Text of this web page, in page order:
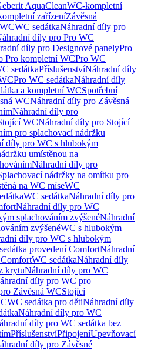
AquaCleanWC-kompletní
zařízeníZávěsná
WC sedátkaNáhradní díly pro
díly pro Pro WC
díly pro Designové panelyPro
Pro kompletní WCPro WC
sedátkaPříslušenstvíNáhradní díly
Pro WC sedátkaNáhradní díly
a kompletní WCSpotřební
WCNáhradní díly pro Závěsná
Náhradní díly pro
WCNáhradní díly pro Stojící
pro splachovací nádržku
díly pro WC s hlubokým
umístěnou na
Náhradní díly pro
nádržky na omítku pro
na WC míseWC
WC sedátkaNáhradní díly pro
Náhradní díly pro WC
splachováním zvýšenéNáhradní
zvýšenéWC s hlubokým
díly pro WC s hlubokým
provedení ComfortNáhradní
WC sedátkaNáhradní díly
krytuNáhradní díly pro WC
díly pro WC pro
Závěsná WCStojící
WC sedátka pro dětiNáhradní díly
Náhradní díly pro WC
díly pro WC sedátka bez
PříslušenstvíPřipojeníUpevňovací
díly pro Závěsné